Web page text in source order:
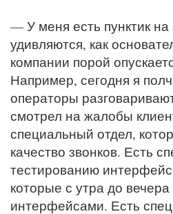
— У меня есть пунктик на
удивляются, как
компании порой
Например, сегодня я
операторы
смотрел на жалобы
специальный отдел,
качество звонков. Есть
тестированию
которые с утра до вечера
интерфейсами. Есть